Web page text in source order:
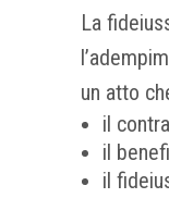
La
un atto
il
il
il